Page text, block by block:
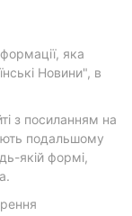
яка
Новини", в
з посиланням на
подальшому
якій формі,